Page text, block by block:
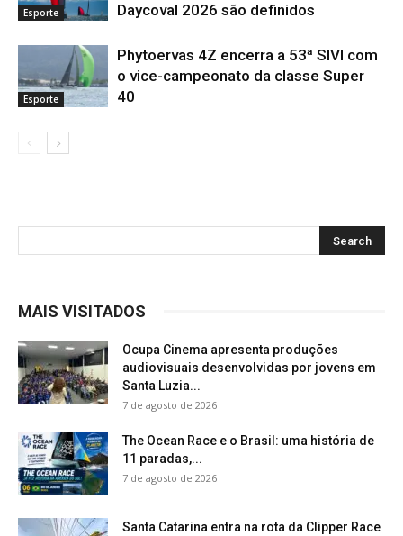
Esporte
Daycoval 2026 são definidos
Esporte
Phytoervas 4Z encerra a 53ª SIVI com
o vice-campeonato da classe Super
40
MAIS VISITADOS
Ocupa Cinema apresenta produções
audiovisuais desenvolvidas por jovens em
Santa Luzia...
7 de agosto de 2026
The Ocean Race e o Brasil: uma história de
11 paradas,...
7 de agosto de 2026
Santa Catarina entra na rota da Clipper Race